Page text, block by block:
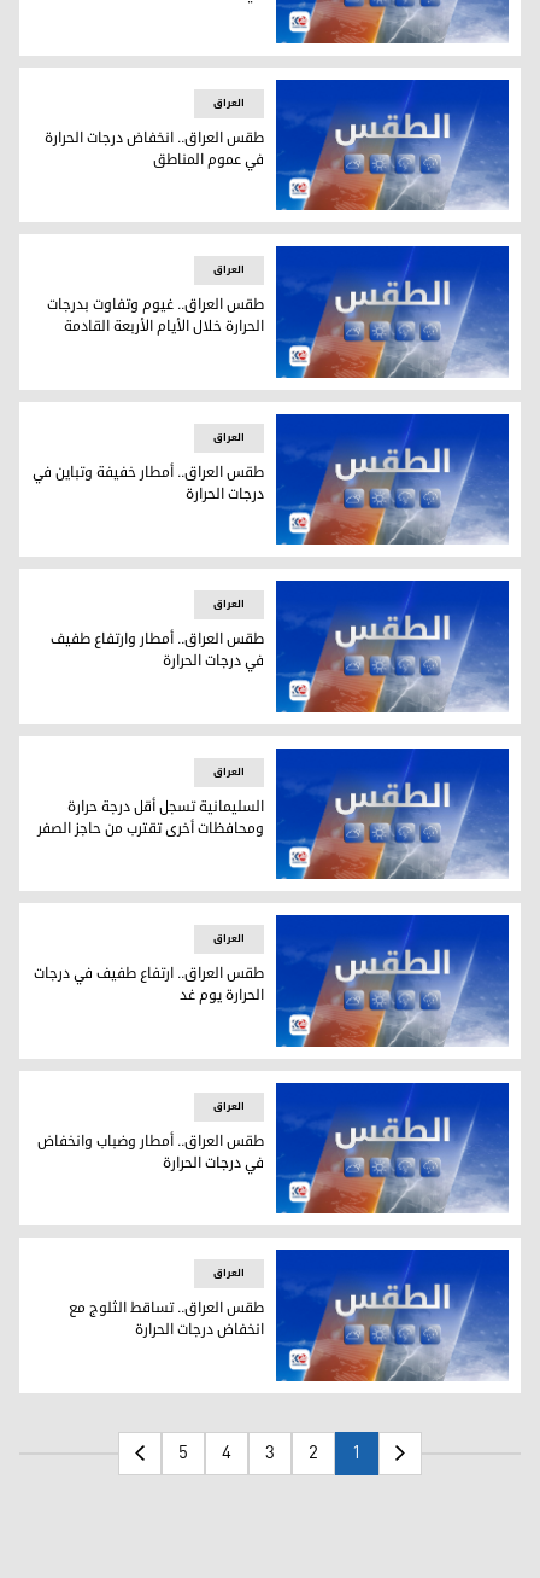
طقس العراق.. ثلوج وأمطار وانخفاض في درجات الحرارة
طقس العراق.. انخفاض درجات الحرارة في عموم المناطق
العراق
طقس العراق.. انخفاض درجات الحرارة
في عموم المناطق
طقس العراق.. غيوم وتفاوت بدرجات الحرارة خلال الأيام
العراق
طقس العراق.. غيوم وتفاوت بدرجات
الحرارة خلال الأيام الأربعة القادمة
طقس العراق.. أمطار خفيفة وتباين في درجات الحرارة
العراق
طقس العراق.. أمطار خفيفة وتباين في
درجات الحرارة
طقس العراق.. أمطار وارتفاع طفيف في درجات الحرارة
العراق
طقس العراق.. أمطار وارتفاع طفيف
في درجات الحرارة
السليمانية تسجل أقل درجة حرارة ومحافظات أخرى تقترب من
العراق
السليمانية تسجل أقل درجة حرارة
ومحافظات أخرى تقترب من حاجز الصفر
طقس العراق.. ارتفاع طفيف في درجات الحرارة يوم غد
العراق
طقس العراق.. ارتفاع طفيف في درجات
الحرارة يوم غد
طقس العراق.. أمطار وضباب وانخفاض في درجات الحرارة
العراق
طقس العراق.. أمطار وضباب وانخفاض
في درجات الحرارة
طقس العراق.. تساقط الثلوج مع انخفاض درجات الحرارة
العراق
طقس العراق.. تساقط الثلوج مع
انخفاض درجات الحرارة
1
2
3
4
5